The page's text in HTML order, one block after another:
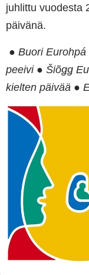
juhlittu vuodesta
päivänä.
● Buori
peeivi ● Šiõǥǥ
kielten päivää ●